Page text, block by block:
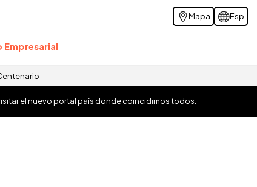
Mapa Esp
Empresarial
visitar el nuevo portal país donde coincidimos todos.